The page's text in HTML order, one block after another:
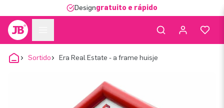
Designgratuito e rápido
Sortido Era Real Estate - a frame huisje